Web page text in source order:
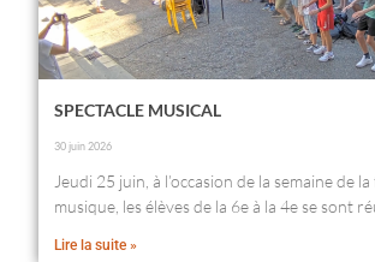
SPECTACLE MUSICAL
30 juin 2026
Jeudi 25 juin, à l’occasion de la semaine de
musique, les élèves de la 6e à la 4e se sont
Lire la suite »